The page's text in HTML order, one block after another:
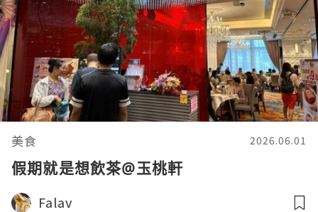
美食 2026.06.01
假期就是想飲茶@玉桃軒
Falav